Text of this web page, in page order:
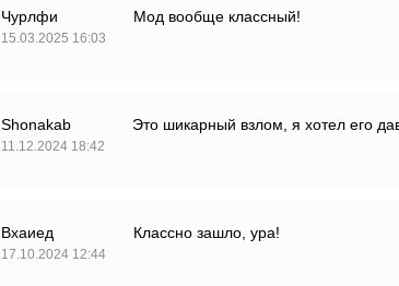
Чурлфи
15.03.2025 16:03
Мод вообще классный!
Shonakab
11.12.2024 18:42
Это шикарный взлом, я хотел его
Вхаиед
17.10.2024 12:44
Классно зашло, ура!